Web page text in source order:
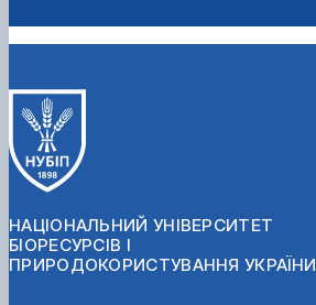
НАЦІОНАЛЬНИЙ УНІВЕРСИТЕТ
БІОРЕСУРСІВ І
ПРИРОДОКОРИСТУВАННЯ УКРАЇНИ